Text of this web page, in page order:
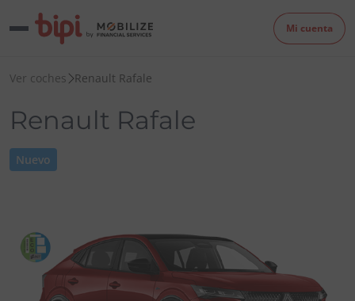
Mi cuenta
Ver coches Renault Rafale
Renault Rafale
Nuevo